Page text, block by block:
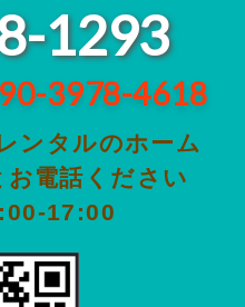
1293
3978-4618
ンタルのホーム
電話ください
17:00